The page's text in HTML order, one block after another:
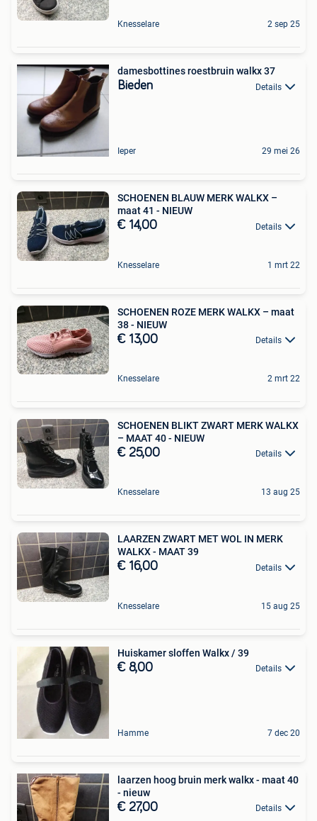
Knesselare 2 sep 25
damesbottines roestbruin walkx 37
Bieden Details
Ieper 29 mei 26
SCHOENEN BLAUW MERK WALKX –
maat 41 - NIEUW
€ 14,00 Details
Knesselare 1 mrt 22
SCHOENEN ROZE MERK WALKX – maat
38 - NIEUW
€ 13,00 Details
Knesselare 2 mrt 22
SCHOENEN BLIKT ZWART MERK WALKX
– MAAT 40 - NIEUW
€ 25,00 Details
Knesselare 13 aug 25
LAARZEN ZWART MET WOL IN MERK
WALKX - MAAT 39
€ 16,00 Details
Knesselare 15 aug 25
Huiskamer sloffen Walkx / 39
€ 8,00 Details
Hamme 7 dec 20
laarzen hoog bruin merk walkx - maat 40
- nieuw
€ 27,00 Details